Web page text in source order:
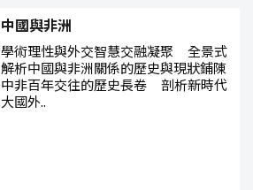
中國與非洲
學術理性與外交智慧交融凝聚 全景式
解析中國與非洲關係的歷史與現狀鋪陳
中非百年交往的歷史長卷 剖析新時代
大國外..